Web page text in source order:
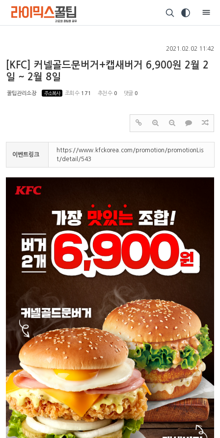
2021.02.02 11:42
[KFC] 커넬골드문버거+캡새버거 6,900원 2월 2
일 ~ 2월 8일
꿀팁관리소장 주소복사 조회 수 171 추천 수 0 댓글 0
이벤트링크
https://www.kfckorea.com/promotion/promotionLis
t/detail/543
Sketchbook5, 스케치북5
Sketchbook5, 스케치북5